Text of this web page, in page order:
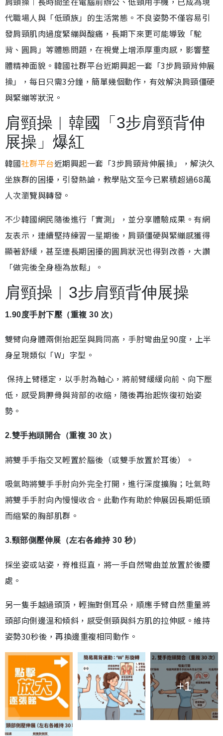
代職場人與「低頭族」的生活常態。不良姿勢不僅容易引
發肩頸肌肉過度緊繃與酸痛，長期下來更可能導致「駝
背、圓肩」等體態問題，在視覺上增添厚重肉感，影響整
體精神面貌。韓國社群平台近期興起一套「3步肩頸背伸展
操」，每日只需3分鐘，簡單幾個動作，有效解決肩頸僵硬
與緊繃等狀況。
肩頸操︱韓國「3步肩頸背伸
展操」爆紅
韓國社群平台近期興起一套「3步肩頸背伸展操」，解決久
坐族群的困擾，引發熱論，教學貼文至今已累積超過68萬
人次瀏覽與轉發。
不少韓國網民隨後進行「實測」，並分享體驗成果。有網
友表示，連續堅持練習一星期後，肩頸僵硬與緊繃感獲得
顯著舒緩，甚至連長期困擾的圓肩狀況也得到改善，大讚
「做完後全身極為放鬆」。
肩頸操︱3步肩頸背伸展操
1.90度手肘下壓（重複 30 次）
雙臂向身體兩側抬起至與肩同高，手肘彎曲呈90度，上半
身呈現類似「W」字型。
保持上臂穩定，以手肘為軸心，將前臂緩緩向前、向下壓
低，感受肩胛骨與背部的收縮，隨後再抬起恢復初始姿
勢。
2.雙手抱頭開合（重複 30 次）
將雙手手指交叉輕置於腦後（或雙手放置於耳後）。
吸氣時將雙手手肘向外完全打開，進行深度擴胸；吐氣時
將雙手手肘向內慢慢收合。此動作有助於伸展因長期低頭
而縮緊的胸部肌群。
3.頸部側壓伸展（左右各維持 30 秒）
採坐姿或站姿，脊椎挺直，將一手自然彎曲並放置於後腰
處。
另一隻手越過頭頂，輕撫對側耳朵，順應手臂自然重量將
頭部向側邊溫和傾斜，感受側頸與斜方肌的拉伸感。維持
姿勢30秒後，再換邊重複相同動作。
+1